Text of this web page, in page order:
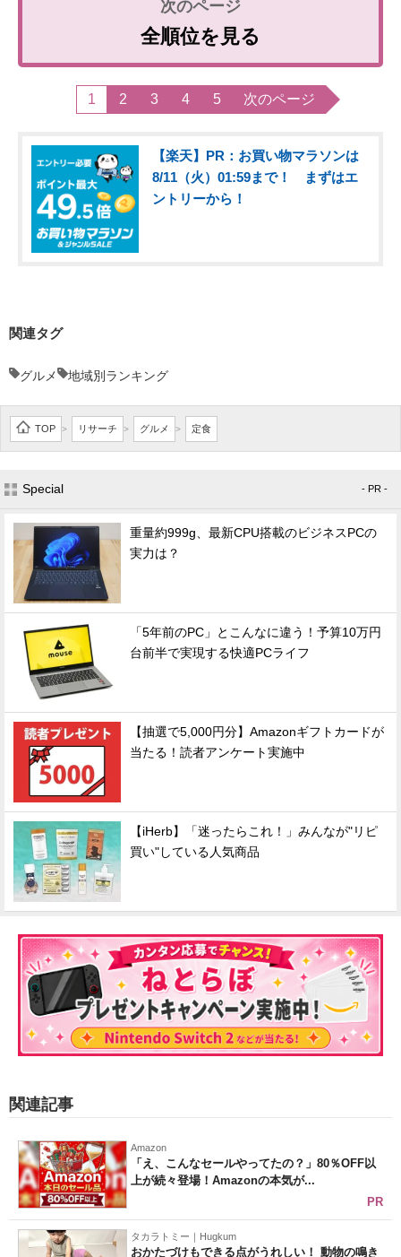
全順位を見る
1 2 3 4 5 次のページ
【楽天】PR：お買い物マラソンは
8/11（火）01:59まで！ まずはエ
ントリーから！
関連タグ
グルメ 地域別ランキング
TOP > リサーチ > グルメ > 定食
Special - PR -
重量約999g、最新CPU搭載のビジネスPCの
実力は？
「5年前のPC」とこんなに違う！予算10万円
台前半で実現する快適PCライフ
【抽選で5,000円分】Amazonギフトカードが
当たる！読者アンケート実施中
【iHerb】「迷ったらこれ！」みんなが"リピ
買い"している人気商品
関連記事
Amazon
「え、こんなセールやってたの？」80％OFF以
上が続々登場！Amazonの本気が...
PR
タカラトミー｜Hugkum
おかたづけもできる点がうれしい！ 動物の鳴き